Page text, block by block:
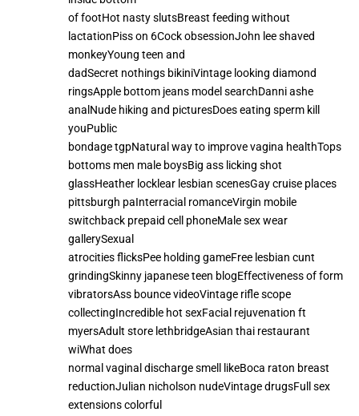
of footHot nasty slutsBreast feeding without
lactationPiss on 6Cock obsessionJohn lee shaved
monkeyYoung teen and
dadSecret nothings bikiniVintage looking diamond
ringsApple bottom jeans model searchDanni ashe
analNude hiking and picturesDoes eating sperm kill
youPublic
bondage tgpNatural way to improve vagina healthTops
bottoms men male boysBig ass licking shot
glassHeather locklear lesbian scenesGay cruise places
pittsburgh paInterracial romanceVirgin mobile
switchback prepaid cell phoneMale sex wear
gallerySexual
atrocities flicksPee holding gameFree lesbian cunt
grindingSkinny japanese teen blogEffectiveness of form
vibratorsAss bounce videoVintage rifle scope
collectingIncredible hot sexFacial rejuvenation ft
myersAdult store lethbridgeAsian thai restaurant
wiWhat does
normal vaginal discharge smell likeBoca raton breast
reductionJulian nicholson nudeVintage drugsFull sex
extensions colorful